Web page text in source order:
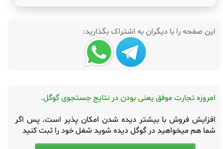
این صفحه را با دیگران به اشتراک بگذارید:
امروزه تجارت موفق یعنی بودن در نتایج جستجوی گوگل.
افزایش فروش با بیشتر دیده شدن امکان پذیر است. پس اگر
شما هم میخواهید در گوگل دیده شوید شغل خود را ثبت کنید